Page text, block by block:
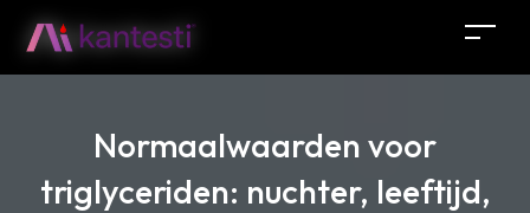
Normaalwaarden voor
triglyceriden: nuchter, leeftijd,